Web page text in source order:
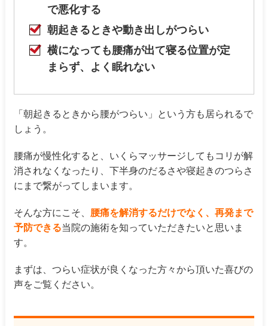
で悪化する
朝起きるときや動き出しがつらい
横になっても腰痛が出て寝る位置が定
まらず、よく眠れない
「朝起きるときから腰がつらい」という方も居られるで
しょう。
腰痛が慢性化すると、いくらマッサージしてもコリが解
消されなくなったり、下半身のだるさや寝起きのつらさ
にまで繋がってしまいます。
そんな方にこそ、 腰痛を解消するだけでなく、再発まで
予防できる当院の施術を知っていただきたいと思いま
す。
まずは、つらい症状が良くなった方々から頂いた喜びの
声をご覧ください。